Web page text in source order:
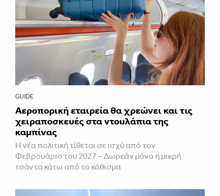
GUIDE
Αεροπορική εταιρεία θα χρεώνει και τις
χειραποσκευές στα ντουλάπια της
καμπίνας
Η νέα πολιτική τίθεται σε ισχύ από τον
Φεβρουάριο του 2027 – Δωρεάν μόνο η μικρή
τσάντα κάτω από το κάθισμα